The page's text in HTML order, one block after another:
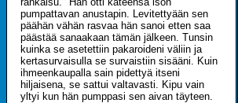
pumpattavan anustapin. Levitettyään sen
päähän vähän rasvaa hän sanoi etten saa
päästää sanaakaan tämän jälkeen. Tunsin
kuinka se asetettiin pakaroideni väliin ja
kertasurvaisulla se survaistiin sisääni. Kuin
ihmeenkaupalla sain pidettyä itseni
hiljaisena, se sattui valtavasti. Kipu vain
yltyi kun hän pumppasi sen aivan täyteen.